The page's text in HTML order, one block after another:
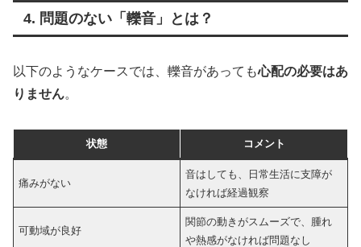
4. 問題のない「轢音」とは？
以下のようなケースでは、轢音があっても心配の必要はあ
りません。
状態 コメント
痛みがない
音はしても、日常生活に支障が
なければ経過観察
可動域が良好
関節の動きがスムーズで、腫れ
や熱感がなければ問題なし